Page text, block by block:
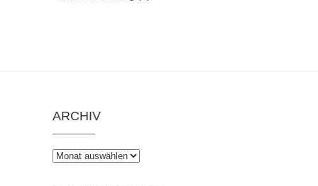
ARCHIV
Archiv